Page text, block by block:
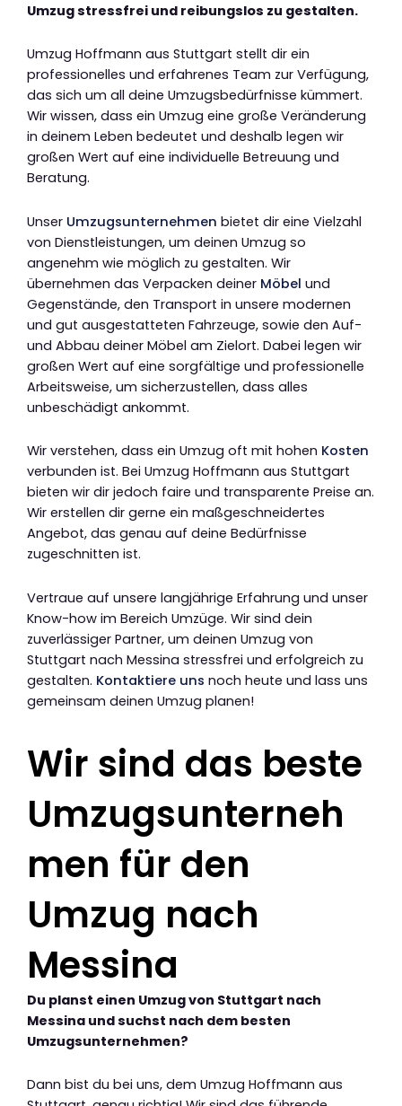
Umzug stressfrei und reibungslos zu gestalten.
Umzug Hoffmann aus Stuttgart stellt dir ein
professionelles und erfahrenes Team zur Verfügung,
das sich um all deine Umzugsbedürfnisse kümmert.
Wir wissen, dass ein Umzug eine große Veränderung
in deinem Leben bedeutet und deshalb legen wir
großen Wert auf eine individuelle Betreuung und
Beratung.
Unser Umzugsunternehmen bietet dir eine Vielzahl
von Dienstleistungen, um deinen Umzug so
angenehm wie möglich zu gestalten. Wir
übernehmen das Verpacken deiner Möbel und
Gegenstände, den Transport in unsere modernen
und gut ausgestatteten Fahrzeuge, sowie den Auf-
und Abbau deiner Möbel am Zielort. Dabei legen wir
großen Wert auf eine sorgfältige und professionelle
Arbeitsweise, um sicherzustellen, dass alles
unbeschädigt ankommt.
Wir verstehen, dass ein Umzug oft mit hohen Kosten
verbunden ist. Bei Umzug Hoffmann aus Stuttgart
bieten wir dir jedoch faire und transparente Preise an.
Wir erstellen dir gerne ein maßgeschneidertes
Angebot, das genau auf deine Bedürfnisse
zugeschnitten ist.
Vertraue auf unsere langjährige Erfahrung und unser
Know-how im Bereich Umzüge. Wir sind dein
zuverlässiger Partner, um deinen Umzug von
Stuttgart nach Messina stressfrei und erfolgreich zu
gestalten. Kontaktiere uns noch heute und lass uns
gemeinsam deinen Umzug planen!
Wir sind das beste
Umzugsunterneh
men für den
Umzug nach
Messina
Du planst einen Umzug von Stuttgart nach
Messina und suchst nach dem besten
Umzugsunternehmen?
Dann bist du bei uns, dem Umzug Hoffmann aus